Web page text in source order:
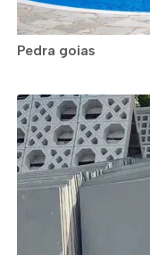
Pedra goias